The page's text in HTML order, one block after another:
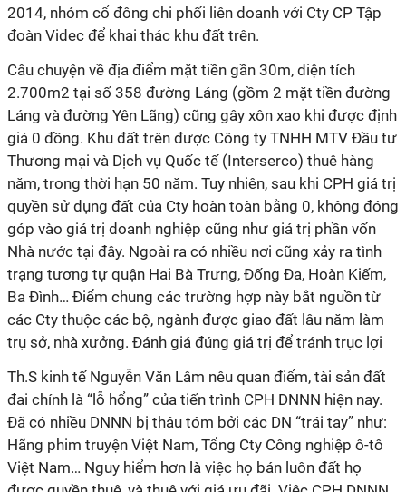
2014, nhóm cổ đông chi phối liên doanh với Cty CP Tập
đoàn Videc để khai thác khu đất trên.
Câu chuyện về địa điểm mặt tiền gần 30m, diện tích
2.700m2 tại số 358 đường Láng (gồm 2 mặt tiền đường
Láng và đường Yên Lãng) cũng gây xôn xao khi được định
giá 0 đồng. Khu đất trên được Công ty TNHH MTV Đầu tư
Thương mại và Dịch vụ Quốc tế (Interserco) thuê hàng
năm, trong thời hạn 50 năm. Tuy nhiên, sau khi CPH giá trị
quyền sử dụng đất của Cty hoàn toàn bằng 0, không đóng
góp vào giá trị doanh nghiệp cũng như giá trị phần vốn
Nhà nước tại đây. Ngoài ra có nhiều nơi cũng xảy ra tình
trạng tương tự quận Hai Bà Trưng, Đống Đa, Hoàn Kiếm,
Ba Đình… Điểm chung các trường hợp này bắt nguồn từ
các Cty thuộc các bộ, ngành được giao đất lâu năm làm
trụ sở, nhà xưởng. Đánh giá đúng giá trị để tránh trục lợi
Th.S kinh tế Nguyễn Văn Lâm nêu quan điểm, tài sản đất
đai chính là “lỗ hổng” của tiến trình CPH DNNN hiện nay.
Đã có nhiều DNNN bị thâu tóm bởi các DN “trái tay” như:
Hãng phim truyện Việt Nam, Tổng Cty Công nghiệp ô-tô
Việt Nam… Nguy hiểm hơn là việc họ bán luôn đất họ